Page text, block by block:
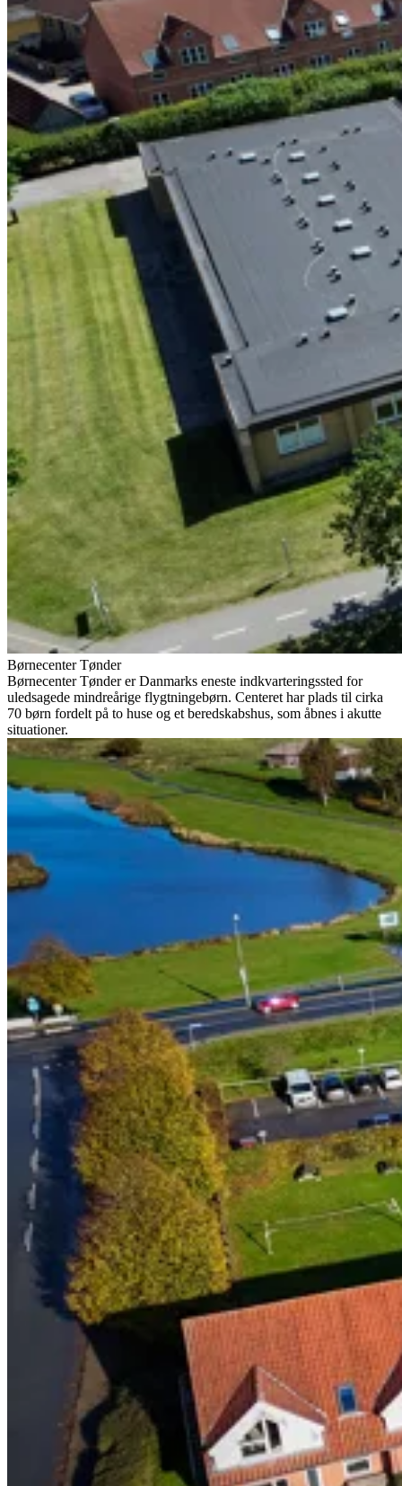
Børnecenter Tønder
Børnecenter Tønder er Danmarks eneste indkvarteringssted for
uledsagede mindreårige flygtningebørn. Centeret har plads til cirka
70 børn fordelt på to huse og et beredskabshus, som åbnes i akutte
situationer.